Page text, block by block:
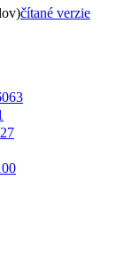
čítané verzie